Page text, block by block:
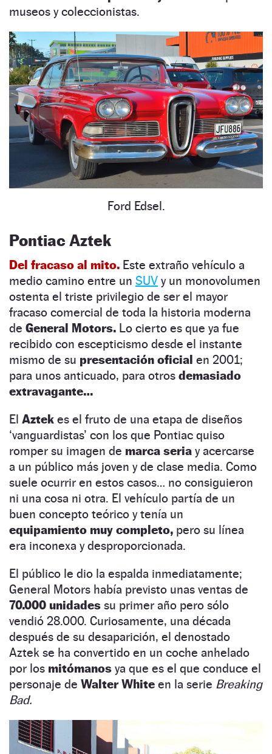
museos y coleccionistas.
Ford Edsel.
Pontiac Aztek
Del fracaso al mito. Este extraño vehículo a
medio camino entre un SUV y un monovolumen
ostenta el triste privilegio de ser el mayor
fracaso comercial de toda la historia moderna
de General Motors. Lo cierto es que ya fue
recibido con escepticismo desde el instante
mismo de su presentación oficial en 2001;
para unos anticuado, para otros demasiado
extravagante…
El Aztek es el fruto de una etapa de diseños
‘vanguardistas’ con los que Pontiac quiso
romper su imagen de marca seria y acercarse
a un público más joven y de clase media. Como
suele ocurrir en estos casos… no consiguieron
ni una cosa ni otra. El vehículo partía de un
buen concepto teórico y tenía un
equipamiento muy completo, pero su línea
era inconexa y desproporcionada.
El público le dio la espalda inmediatamente;
General Motors había previsto unas ventas de
70.000 unidades su primer año pero sólo
vendió 28.000. Curiosamente, una década
después de su desaparición, el denostado
Aztek se ha convertido en un coche anhelado
por los mitómanos ya que es el que conduce el
personaje de Walter White en la serie Breaking
Bad.